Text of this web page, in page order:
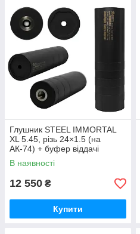
Глушник STEEL IMMORTAL
XL 5.45, різь 24×1.5 (на
АК-74) + буфер віддачі
В наявності
12 550 ₴
Купити